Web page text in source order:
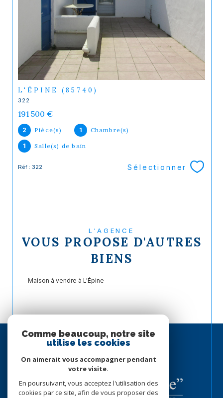
L'ÉPINE (85740)
322
191 500 €
2 Pièce(s) 1 Chambre(s)
1 Salle(s) de bain
Réf : 322 Sélectionner
L'AGENCE
VOUS PROPOSE D'AUTRES
BIENS
Maison à vendre à L'Épine
ESPACE
PROPRIÉTAIRE
SE CONNECTER
Comme beaucoup, notre site
utilise les cookies
On aimerait vous accompagner pendant
votre visite.
En poursuivant, vous acceptez l'utilisation des
cookies par ce site, afin de vous proposer des